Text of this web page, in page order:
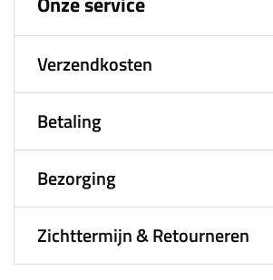
Verzendkosten
Betaling
Bezorging
Zichttermijn & Retourneren